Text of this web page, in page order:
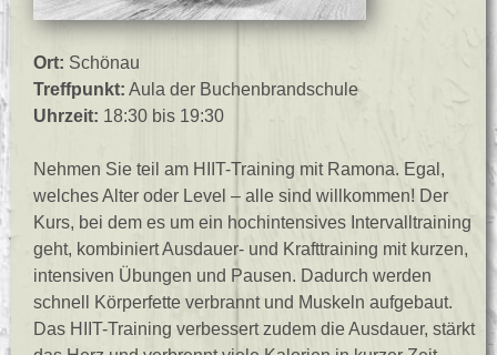
Ort: Schönau
Treffpunkt: Aula der Buchenbrandschule
Uhrzeit: 18:30 bis 19:30
Nehmen Sie teil am HIIT-Training mit Ramona. Egal,
welches Alter oder Level – alle sind willkommen! Der
Kurs, bei dem es um ein hochintensives Intervalltraining
geht, kombiniert Ausdauer- und Krafttraining mit kurzen,
intensiven Übungen und Pausen. Dadurch werden
schnell Körperfette verbrannt und Muskeln aufgebaut.
Das HIIT-Training verbessert zudem die Ausdauer, stärkt